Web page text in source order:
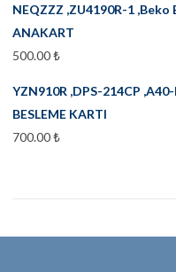
NEQZZZ ,ZU4190R-1 ,Beko
ANAKART
500.00₺
YZN910R ,DPS-214CP
BESLEME KARTI
700.00₺